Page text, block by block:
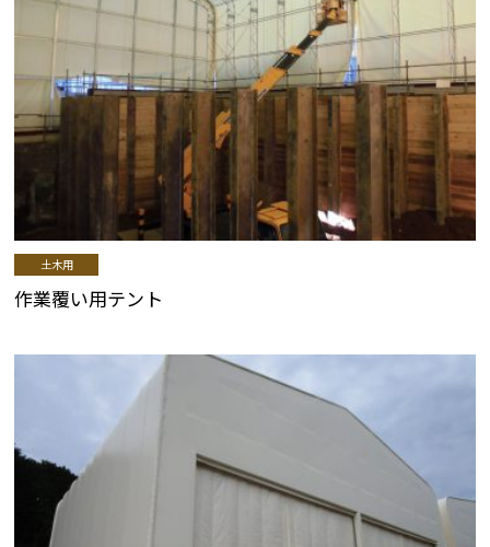
土木用
作業覆い用テント